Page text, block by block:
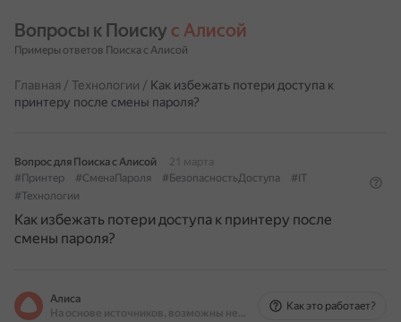
Вопросы к Поиску с Алисой
Примеры ответов Поиска с Алисой
Главная / Технологии / Как избежать потери доступа к
принтеру после смены пароля?
Вопрос для Поиска с Алисой
21 марта
#Принтер
#СменаПароля #БезопасностьДоступа
#IT
#Технологии
Как избежать потери доступа к принтеру после
смены пароля?
Алиса
На основе источников, возможны неточности
Как это работает?